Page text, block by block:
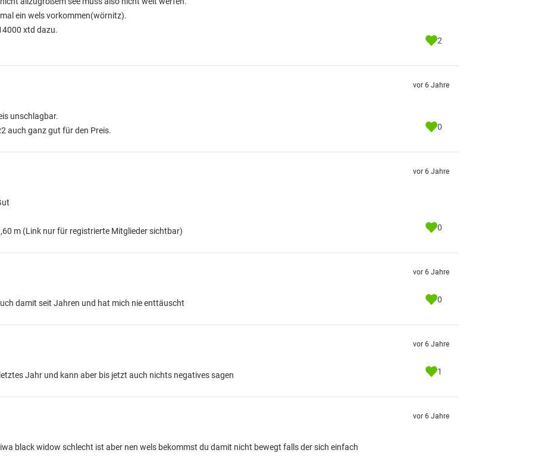
ein wels vorkommen(wörnitz).
xtd dazu.
2
unschlagbar.
auch ganz gut für den Preis.
vor 6 Jahre
0
m (Link nur für registrierte Mitglieder sichtbar)
vor 6 Jahre
0
damit seit Jahren und hat mich nie enttäuscht
vor 6 Jahre
0
Jahr und kann aber bis jetzt auch nichts negatives sagen
vor 6 Jahre
1
black widow schlecht ist aber nen wels bekommst du damit nicht bewegt falls der sich einfach
vor 6 Jahre